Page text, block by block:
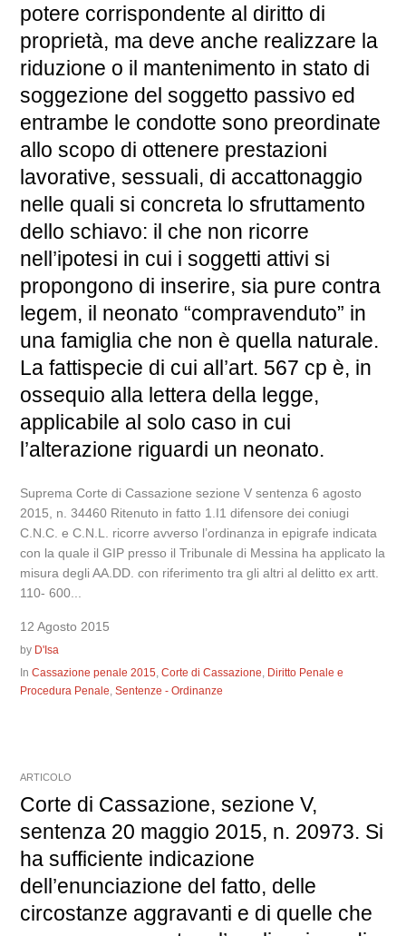
potere corrispondente al diritto di
proprietà, ma deve anche realizzare la
riduzione o il mantenimento in stato di
soggezione del soggetto passivo ed
entrambe le condotte sono preordinate
allo scopo di ottenere prestazioni
lavorative, sessuali, di accattonaggio
nelle quali si concreta lo sfruttamento
dello schiavo: il che non ricorre
nell’ipotesi in cui i soggetti attivi si
propongono di inserire, sia pure contra
legem, il neonato “compravenduto” in
una famiglia che non è quella naturale.
La fattispecie di cui all’art. 567 cp è, in
ossequio alla lettera della legge,
applicabile al solo caso in cui
l’alterazione riguardi un neonato.
Suprema Corte di Cassazione sezione V sentenza 6 agosto
2015, n. 34460 Ritenuto in fatto 1.I1 difensore dei coniugi
C.N.C. e C.N.L. ricorre avverso l’ordinanza in epigrafe indicata
con la quale il GIP presso il Tribunale di Messina ha applicato la
misura degli AA.DD. con riferimento tra gli altri al delitto ex artt.
110- 600...
12 Agosto 2015
by D'Isa
InCassazione penale 2015 ,Corte di Cassazione Diritto Penale e
Procedura Penale ,Sentenze - Ordinanze
ARTICOLO
Corte di Cassazione, sezione V,
sentenza 20 maggio 2015, n. 20973. Si
ha sufficiente indicazione
dell’enunciazione del fatto, delle
circostanze aggravanti e di quelle che